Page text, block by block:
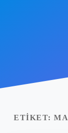
Politikası
ETIKET: